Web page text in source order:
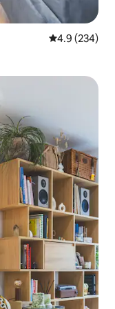
5 ರಲ್ಲಿ 4.9
4.9 (234)